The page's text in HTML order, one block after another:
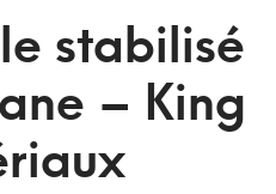
stabilisé
– King